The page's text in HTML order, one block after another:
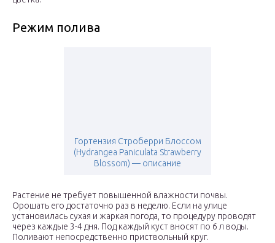
Режим полива
Гортензия Строберри Блоссом
(Hydrangea Paniculata Strawberry
Blossom) — описание
Растение не требует повышенной влажности почвы.
Орошать его достаточно раз в неделю. Если на улице
установилась сухая и жаркая погода, то процедуру проводят
через каждые 3-4 дня. Под каждый куст вносят по 6 л воды.
Поливают непосредственно приствольный круг.